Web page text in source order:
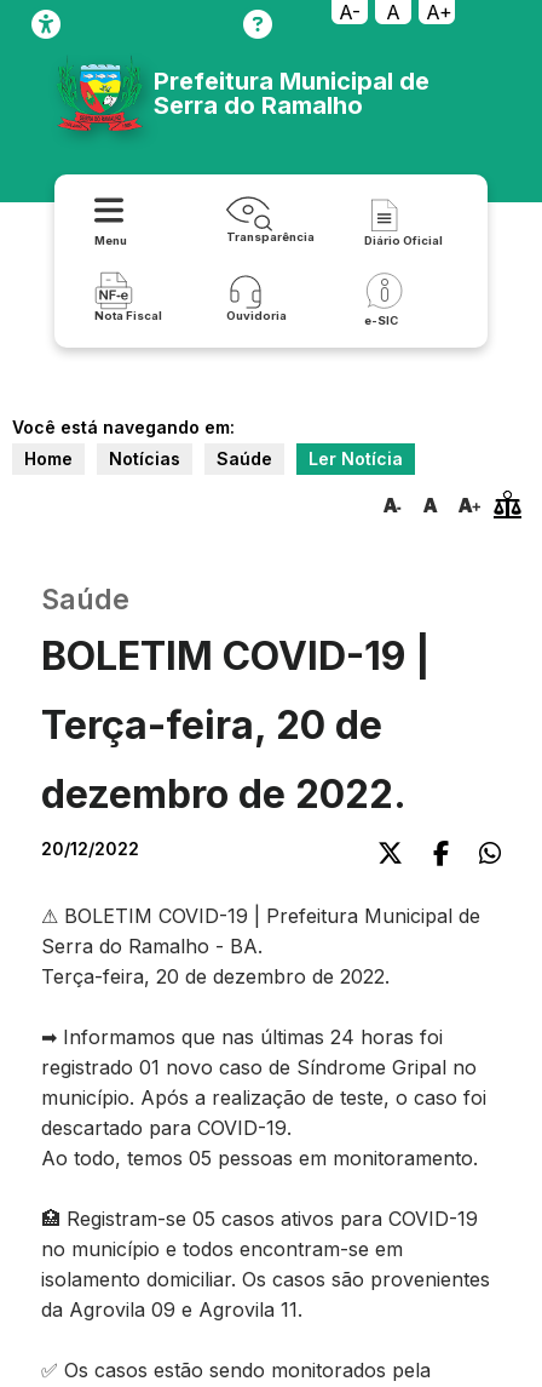
A- A A+
Prefeitura Municipal de
Serra do Ramalho
Menu Transparência Diário Oficial
Nota Fiscal Ouvidoria e-SIC
Você está navegando em:
Home
Notícias Saúde Ler Notícia
Saúde
BOLETIM COVID-19 |
Terça-feira, 20 de
dezembro de 2022.
20/12/2022
⚠ BOLETIM COVID-19 | Prefeitura Municipal de
Serra do Ramalho - BA.
Terça-feira, 20 de dezembro de 2022.
➡ Informamos que nas últimas 24 horas foi
registrado 01 novo caso de Síndrome Gripal no
município. Após a realização de teste, o caso foi
descartado para COVID-19.
Ao todo, temos 05 pessoas em monitoramento.
🏥 Registram-se 05 casos ativos para COVID-19
no município e todos encontram-se em
isolamento domiciliar. Os casos são provenientes
da Agrovila 09 e Agrovila 11.
✅ Os casos estão sendo monitorados pela